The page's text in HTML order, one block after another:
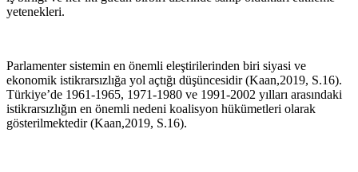
yetenekleri.
Parlamenter sistemin en önemli eleştirilerinden biri siyasi ve
ekonomik istikrarsızlığa yol açtığı düşüncesidir (Kaan,2019, S.16).
Türkiye’de 1961-1965, 1971-1980 ve 1991-2002 yılları arasındaki
istikrarsızlığın en önemli nedeni koalisyon hükümetleri olarak
gösterilmektedir (Kaan,2019, S.16).